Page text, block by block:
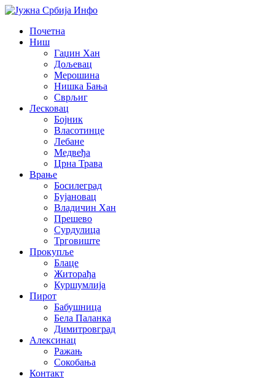
Почетна
Ниш
Гаџин Хан
Дољевац
Мерошина
Нишка Бања
Сврљиг
Лесковац
Бојник
Власотинце
Лебане
Медвеђа
Црна Трава
Врање
Босилеград
Бујановац
Владичин Хан
Прешево
Сурдулица
Трговиште
Прокупље
Блаце
Житорађа
Куршумлија
Пирот
Бабушница
Бела Паланка
Димитровград
Алексинац
Ражањ
Сокобања
Контакт